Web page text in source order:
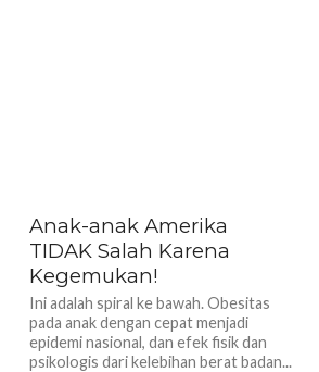
Anak-anak Amerika
TIDAK Salah Karena
Kegemukan!
Ini adalah spiral ke bawah. Obesitas
pada anak dengan cepat menjadi
epidemi nasional, dan efek fisik dan
psikologis dari kelebihan berat badan...